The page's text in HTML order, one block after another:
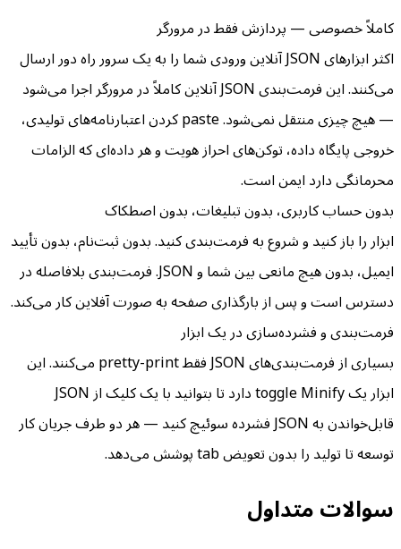
کاملاً خصوصی — پردازش فقط در مرورگر
اکثر ابزارهای JSON آنلاین ورودی شما را به یک سرور راه دور ارسال
می‌کنند. این فرمت‌بندی JSON آنلاین کاملاً در مرورگر اجرا می‌شود
— هیچ چیزی منتقل نمی‌شود. paste کردن اعتبارنامه‌های تولیدی،
خروجی پایگاه داده، توکن‌های احراز هویت و هر داده‌ای که الزامات
محرمانگی دارد ایمن است.
بدون حساب کاربری، بدون تبلیغات، بدون اصطکاک
ابزار را باز کنید و شروع به فرمت‌بندی کنید. بدون ثبت‌نام، بدون تأیید
ایمیل، بدون هیچ مانعی بین شما و JSON. فرمت‌بندی بلافاصله در
دسترس است و پس از بارگذاری صفحه به صورت آفلاین کار می‌کند.
فرمت‌بندی و فشرده‌سازی در یک ابزار
بسیاری از فرمت‌بندی‌های JSON فقط pretty-print می‌کنند. این
ابزار یک toggle Minify دارد تا بتوانید با یک کلیک از JSON
قابل‌خواندن به JSON فشرده سوئیچ کنید — هر دو طرف جریان کار
توسعه تا تولید را بدون تعویض tab پوشش می‌دهد.
سوالات متداول